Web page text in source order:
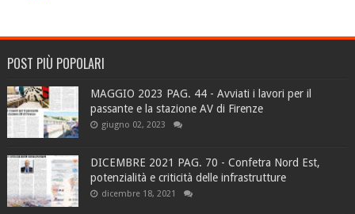
POST PIÙ POPOLARI
MAGGIO 2023 PAG. 44 - Avviati i lavori per il
passante e la stazione AV di Firenze
giugno 02, 2023
DICEMBRE 2021 PAG. 70 - Confetra Nord Est,
potenzialità e criticità delle infrastrutture
dicembre 18, 2021